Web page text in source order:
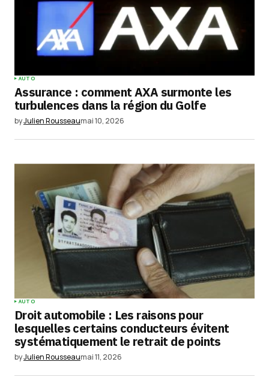
Your Name*
Your E-mail*
site dans le navigateur pour mon prochain
Submit Comment
AUTO
Assurance : comment AXA surmonte les
turbulences dans la région du Golfe
byJulien Rousseaumai 10, 2026
AUTO
Droit automobile : Les raisons pour
lesquelles certains conducteurs évitent
systématiquement le retrait de points
byJulien Rousseaumai 11, 2026